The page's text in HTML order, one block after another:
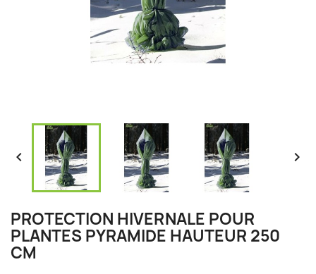
 
PROTECTION HIVERNALE POUR
PLANTES PYRAMIDE HAUTEUR 250
CM